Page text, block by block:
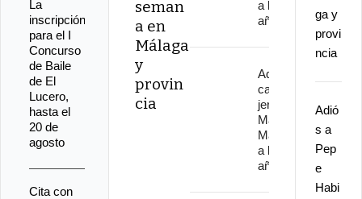
seman
a en
Málaga
y
provin
cia
a los 82
años
Adiós al
cantaor
jerezano
Manuel
Malena
a los 67
años
ga y
provi
ncia
Adió
s a
Pep
e
Habi
La
inscripción
para el I
Concurso
de Baile
de El
Lucero,
hasta el
20 de
agosto
Cita con